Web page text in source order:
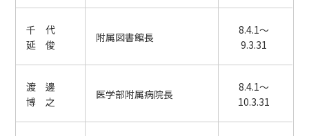
千 代
延 俊
附属図書館長
8.4.1～
9.3.31
渡 邊
博 之
医学部附属病院長
8.4.1～
10.3.31